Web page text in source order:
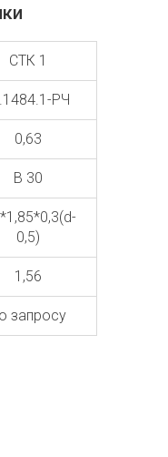
СТК 1
РЧ
0,63
В 30
0,5)
1,56
запросу